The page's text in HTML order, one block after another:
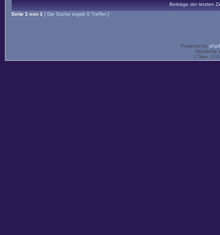
Beiträge der letzten
Seite 1 von 1 [ Die Suche ergab 0 Treffer ]
Powered by
Deutsche
[ Time :